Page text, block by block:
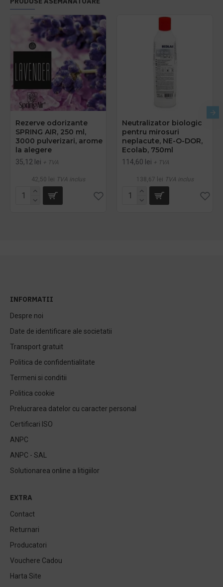
Rezerve odorizante
SPRING AIR, 250 ml,
3000 pulverizari, arome
la alegere
35,12 lei + TVA
42,50 lei TVA inclus
Neutralizator biologic
pentru mirosuri
neplacute, NE-O-DOR,
Ecolab, 750ml
114,60 lei + TVA
138,67 lei TVA inclus
INFORMATII
Despre noi
Date de identificare ale societatii
Transport gratuit
Politica de confidentialitate
Termeni si conditii
Politica cookie
Prelucrarea datelor cu caracter personal
Certificari ISO
ANPC
ANPC - SAL
Solutionarea online a litigiilor
EXTRA
Contact
Returnari
Producatori
Vouchere Cadou
Harta Site